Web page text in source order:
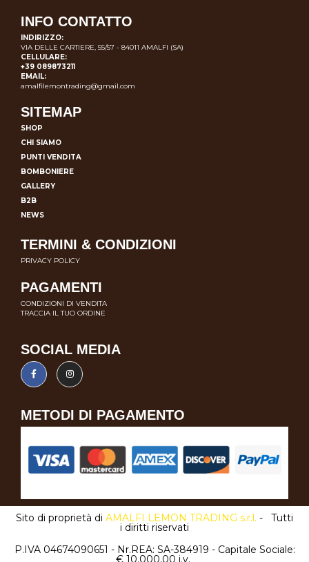
INFO CONTATTO
INDIRIZZO:
VIA DELLE CARTIERE, 55/57 - 84011 AMALFI (SA)
CELLULARE:
+39 089873211
EMAIL:
amalfilemontrading@gmail.com
SITEMAP
SHOP
CHI SIAMO
PUNTI VENDITA
BOMBONIERE
GALLERY
B2B
NEWS
TERMINI & CONDIZIONI
PRIVACY POLICY
PAGAMENTI
CONDIZIONI DI VENDITA
TRACCIA IL TUO ORDINE
SOCIAL MEDIA
METODI DI PAGAMENTO
Sito di proprietà di AMALFI LEMON TRADING s.r.l. - Tutti
i diritti riservati
P.IVA 04674090651 - Nr.REA: SA-384919 - Capitale Sociale: